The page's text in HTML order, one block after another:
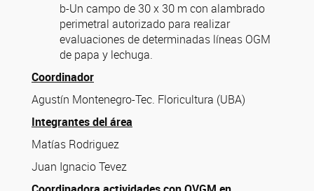
b-Un campo de 30 x 30 m con alambrado
perimetral autorizado para realizar
evaluaciones de determinadas líneas OGM
de papa y lechuga.
Coordinador
Agustín Montenegro-Tec. Floricultura (UBA)
Integrantes del área
Matías Rodriguez
Juan Ignacio Tevez